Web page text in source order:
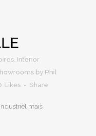
Interior
by Phil
Likes Share
mais